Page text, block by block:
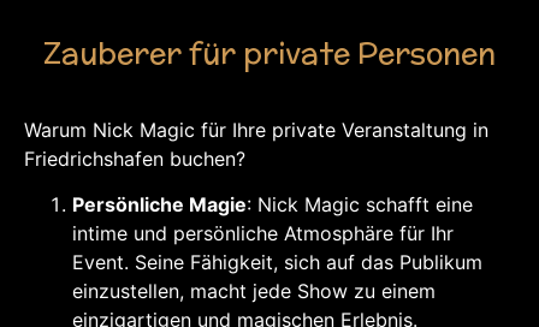
Zauberer für private Personen
Warum Nick Magic für Ihre private Veranstaltung in
Friedrichshafen buchen?
Persönliche Magie: Nick Magic schafft eine
intime und persönliche Atmosphäre für Ihr
Event. Seine Fähigkeit, sich auf das Publikum
einzustellen, macht jede Show zu einem
einzigartigen und magischen Erlebnis.